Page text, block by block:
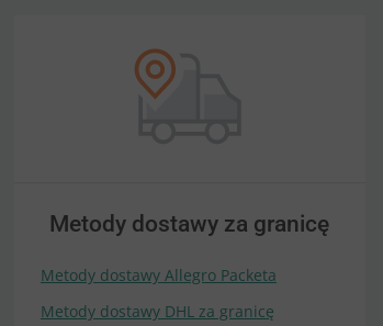
Metody dostawy za granicę
Metody dostawy Allegro Packeta
Metody dostawy DHL za granicę